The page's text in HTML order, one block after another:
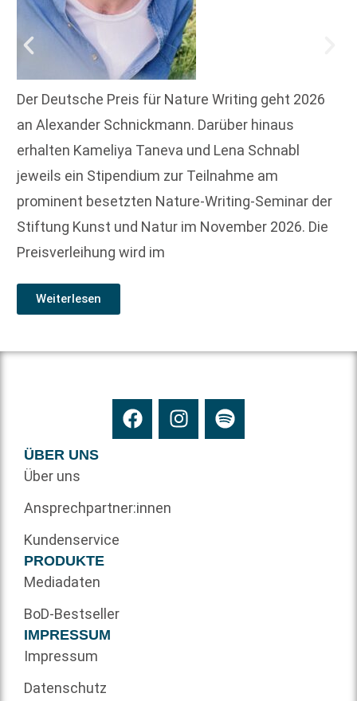
Der Deutsche Preis für Nature Writing geht 2026
an Alexander Schnickmann. Darüber hinaus
erhalten Kameliya Taneva und Lena Schnabl
jeweils ein Stipendium zur Teilnahme am
prominent besetzten Nature-Writing-Seminar der
Stiftung Kunst und Natur im November 2026. Die
Preisverleihung wird im
Weiterlesen
ÜBER UNS
Über uns
Ansprechpartner:innen
Kundenservice
PRODUKTE
Mediadaten
BoD-Bestseller
IMPRESSUM
Impressum
Datenschutz